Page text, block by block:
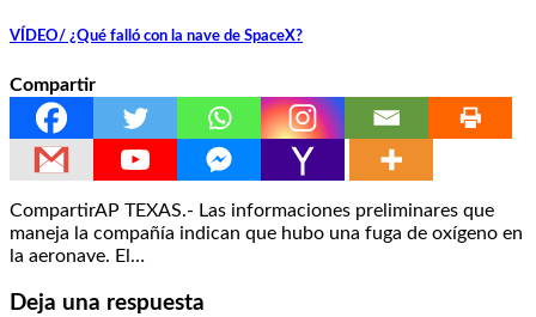
VÍDEO/ ¿Qué falló con la nave de SpaceX?
Compartir
CompartirAP TEXAS.- Las informaciones preliminares que
maneja la compañía indican que hubo una fuga de oxígeno en
la aeronave. El…
Deja una respuesta